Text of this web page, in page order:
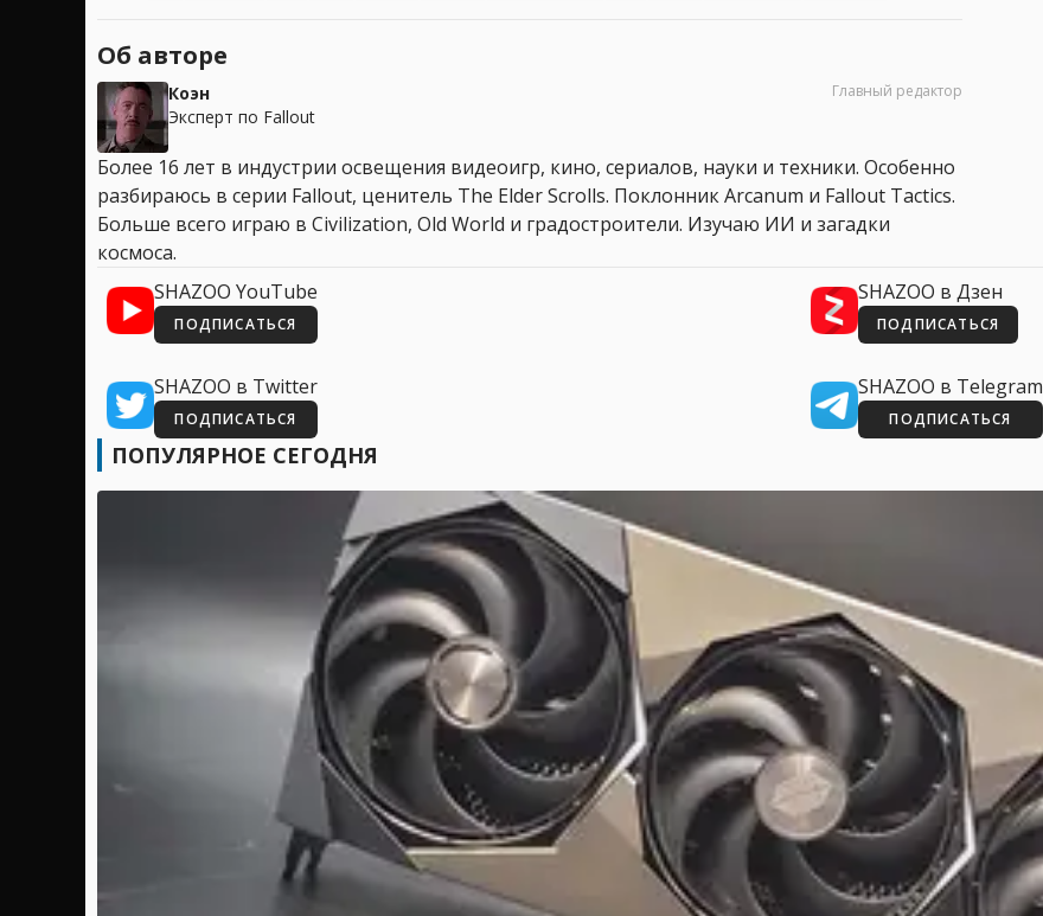
Об авторе
Коэн
Эксперт по Fallout
Главный редактор
Более 16 лет в индустрии освещения видеоигр, кино, сериалов, науки и техники. Особенно
разбираюсь в серии Fallout, ценитель The Elder Scrolls. Поклонник Arcanum и Fallout Tactics.
Больше всего играю в Civilization, Old World и градостроители. Изучаю ИИ и загадки
космоса.
SHAZOO YouTube
ПОДПИСАТЬСЯ
SHAZOO в Дзен
ПОДПИСАТЬСЯ
SHAZOO в Twitter
ПОДПИСАТЬСЯ
SHAZOO в Telegram
ПОДПИСАТЬСЯ
ПОПУЛЯРНОЕ СЕГОДНЯ